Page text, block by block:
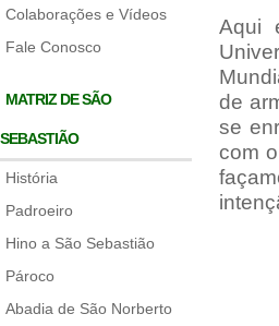
Colaborações e Vídeos
Fale Conosco
MATRIZ DE SÃO
SEBASTIÃO
História
Padroeiro
Hino a São Sebastião
Pároco
Abadia de São Norberto
Aqui
de
se
com